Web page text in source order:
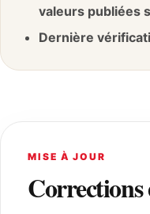
valeurs publiées
Dernière
MISE À JOUR